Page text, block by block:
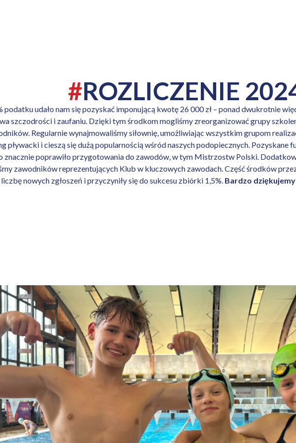
#ROZLICZENIE
podatku udało nam się pozyskać imponującą kwotę 26 000 zł – ponad dwukrotnie
szczodrości i zaufaniu. Dzięki tym środkom mogliśmy zreorganizować grupy
Regularnie wynajmowaliśmy siłownię, umożliwiając wszystkim grupom
pływacki i cieszą się dużą popularnością wśród naszych podopiecznych. Pozyskane
znacznie poprawiło przygotowania do zawodów, w tym Mistrzostw Polski.
zawodników reprezentujących Klub w kluczowych zawodach. Część środków
nowych zgłoszeń i przyczyniły się do sukcesu zbiórki 1,5%. Bardzo